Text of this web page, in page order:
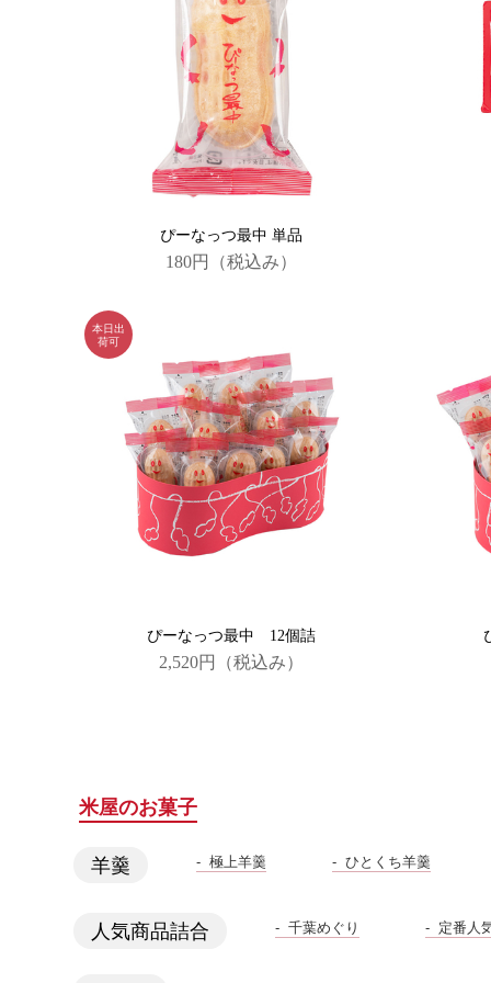
ぴーなっつ最中 単品
180円 （税込み）
ぴーなっつ最中 12個詰
2,520円 （税込み）
米屋のお菓子
羊羹 極上羊羹 ひとくち羊羹
人気商品詰合 千葉めぐり 定番人